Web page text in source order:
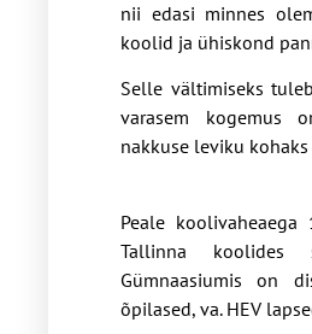
nii edasi minnes
koolid ja ühiskond
Selle vältimiseks
varasem kogemus
nakkuse leviku
Peale
Tallinna koolides
Gümnaasiumis on
õpilased, va. HEV